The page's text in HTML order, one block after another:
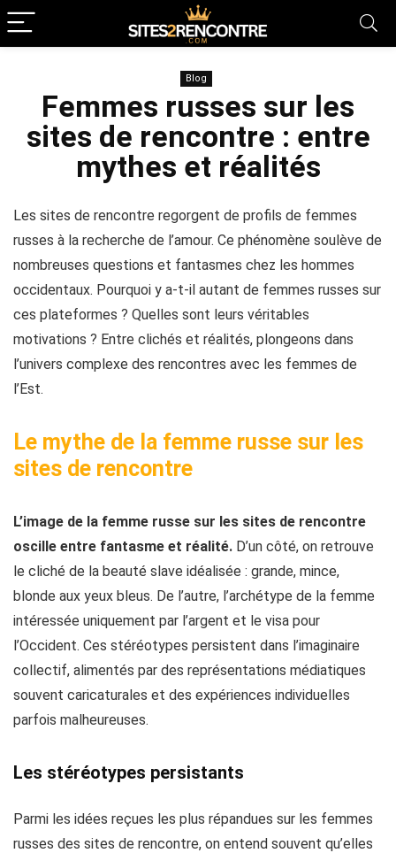
Blog
Femmes russes sur les
sites de rencontre : entre
mythes et réalités
Les sites de rencontre regorgent de profils de femmes
russes à la recherche de l’amour. Ce phénomène soulève de
nombreuses questions et fantasmes chez les hommes
occidentaux. Pourquoi y a-t-il autant de femmes russes sur
ces plateformes ? Quelles sont leurs véritables
motivations ? Entre clichés et réalités, plongeons dans
l’univers complexe des rencontres avec les femmes de
l’Est.
Le mythe de la femme russe sur les
sites de rencontre
L’image de la femme russe sur les sites de rencontre
oscille entre fantasme et réalité. D’un côté, on retrouve
le cliché de la beauté slave idéalisée : grande, mince,
blonde aux yeux bleus. De l’autre, l’archétype de la femme
intéressée uniquement par l’argent et le visa pour
l’Occident. Ces stéréotypes persistent dans l’imaginaire
collectif, alimentés par des représentations médiatiques
souvent caricaturales et des expériences individuelles
parfois malheureuses.
Les stéréotypes persistants
Parmi les idées reçues les plus répandues sur les femmes
russes des sites de rencontre, on entend souvent qu’elles